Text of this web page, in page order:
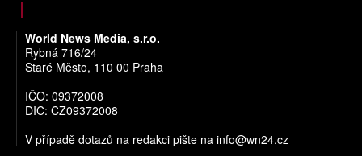
World News Media, s.r.o.
Rybná 716/24
Staré Město, 110 00 Praha
IČO: 09372008
DIČ: CZ09372008
V případě dotazů na redakci pište na info@wn24.cz